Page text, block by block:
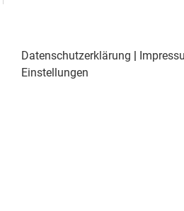
Datenschutzerklärung |
Einstellungen